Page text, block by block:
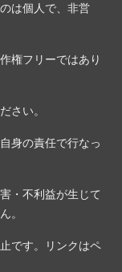
は個人で、非営
権フリーではあり
さい。
身の責任で行なっ
・不利益が生じて
。
です。リンクはペ